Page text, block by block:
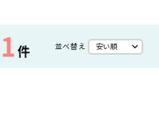
1 件 並べ替え